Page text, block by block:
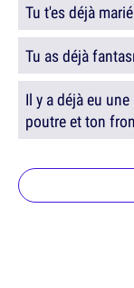
Tu t'es déjà
Tu as déjà
Il y a déjà eu
poutre et ton